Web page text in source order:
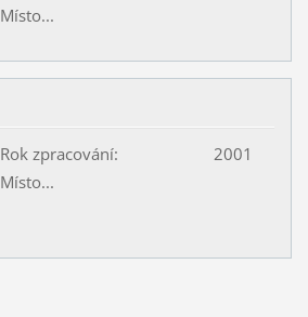
Místo...
Rok zpracování: 2001
Místo...